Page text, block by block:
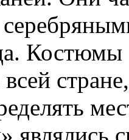
являлись